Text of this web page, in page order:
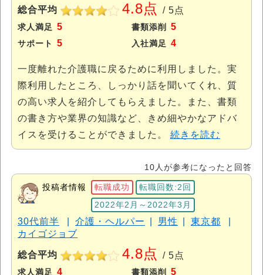
総合平均 4.8点 / 5点
求人満足 5 書類添削 5
サポート 5 入社満足 4
一度離れた介護職に戻るために利用しました。実
際利用したところ、しっかり話を聞いてくれ、質
の高い求人を紹介してもらえました。また、書類
の書き方や業界の知識など、きめ細やかなアドバ
イスを受けることができました。 続きを読む
10人が参考になったと回答
投稿者情報 転職成功
転職回数:2回
2022年2月～2022年3月
30代前半 介護・ヘルパー 男性
東京都
カイゴジョブ
総合平均 4.8点 / 5点
求人満足 4 書類添削 5